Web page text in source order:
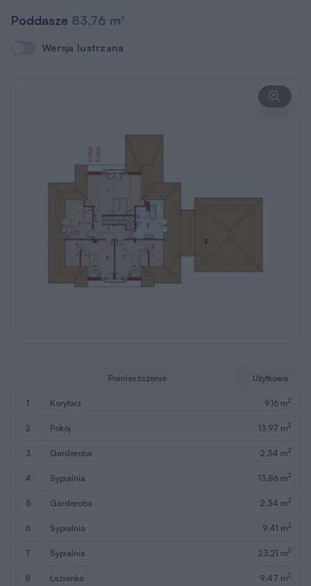
Poddasze 83,76 m2
Wersja lustrzana
Wersja lustrzana
Pomieszczenie Użytkowa
1 korytarz 9,16 m2
2 pokój 13,97 m2
3 garderoba 2,34 m2
4 sypialnia 13,86 m2
5 garderoba 2,34 m2
6 sypialnia 9,41 m2
7 sypialnia 23,21 m2
8 łazienka 9,47 m2